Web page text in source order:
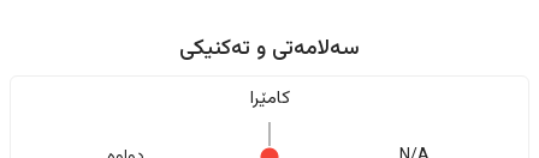
سەلامەتی و تەکنیکی
کامێرا